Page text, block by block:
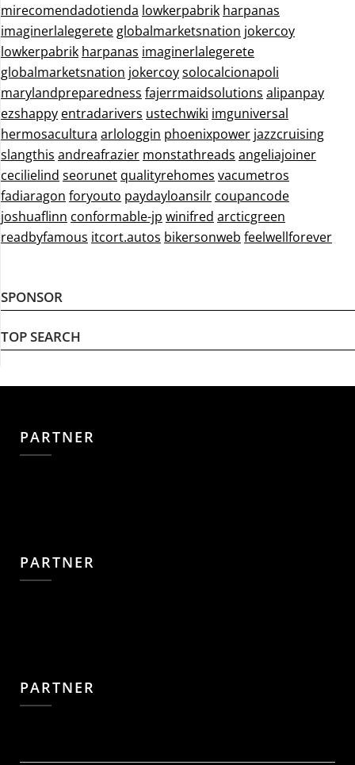
mirecomendadotienda lowkerpabrik harpanas
imaginerlalegerete globalmarketsnation jokercoy
lowkerpabrik harpanas imaginerlalegerete
globalmarketsnation jokercoysolocalcionapoli
marylandpreparedness fajerrmaidsolutions alipanpay
ezshappy entradarivers ustechwiki imguniversal
hermosacultura arlologgin phoenixpower jazzcruising
slangthis andreafrazier monstathreads angeliajoiner
cecilielind seorunet qualityrehomes vacumetros
fadiaragon foryouto paydayloansilr coupancode
joshuaflinn conformable-jp winifred arcticgreen
readbyfamous itcort.autos bikersonweb feelwellforever
SPONSOR
TOP SEARCH
PARTNER
PARTNER
PARTNER